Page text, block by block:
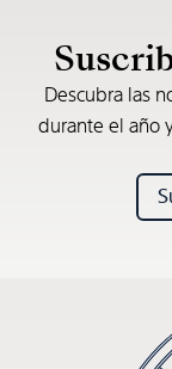
Descubra las
durante el año